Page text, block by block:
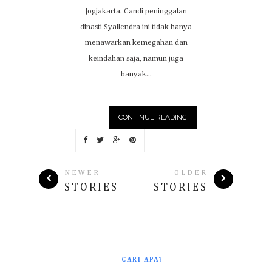
Jogjakarta. Candi peninggalan
dinasti Syailendra ini tidak hanya
menawarkan kemegahan dan
keindahan saja, namun juga
banyak...
CONTINUE READING
NEWER
STORIES
OLDER
STORIES
CARI APA?